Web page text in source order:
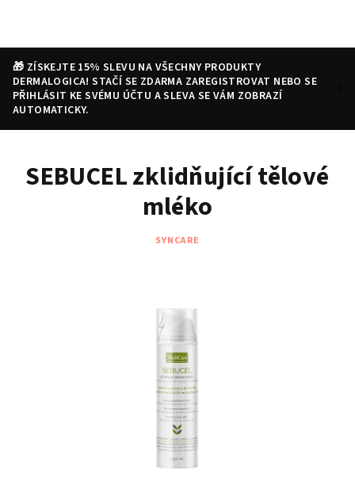
🎁 ZÍSKEJTE 15% SLEVU NA VŠECHNY PRODUKTY
DERMALOGICA! STAČÍ SE ZDARMA ZAREGISTROVAT NEBO SE
PŘIHLÁSIT KE SVÉMU ÚČTU A SLEVA SE VÁM ZOBRAZÍ
AUTOMATICKY.
HledatPřihlášeníNákupní
košík
SEBUCEL zklidňující tělové
mléko
SYNCARE